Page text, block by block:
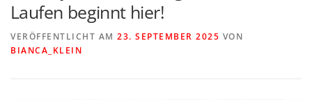
Laufen beginnt hier!
VERÖFFENTLICHT AM 23. SEPTEMBER 2025 VON
BIANCA_KLEIN